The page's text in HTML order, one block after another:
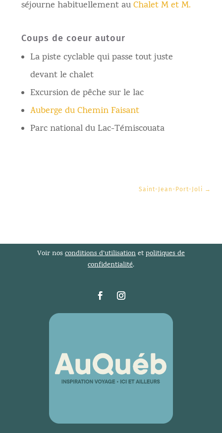
séjourne habituellement auChalet M et M.
Coups de coeur autour
La piste cyclable qui passe tout juste
devant le chalet
Excursion de pêche sur le lac
Auberge du Chemin Faisant
Parc national du Lac-Témiscouata
Saint-Jean-Port-Joli →
Voir nosconditions d’utilisationetpolitiques de
confidentialité.